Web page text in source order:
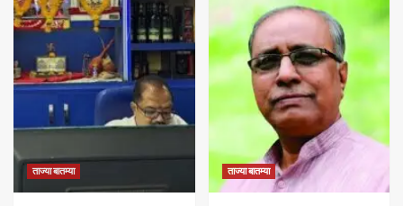
ताज्या बातम्या ताज्या बातम्या